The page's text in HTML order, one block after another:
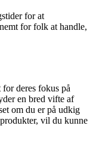
for at
for folk at handle,
deres fokus på
en bred vifte af
om du er på udkig
vil du kunne